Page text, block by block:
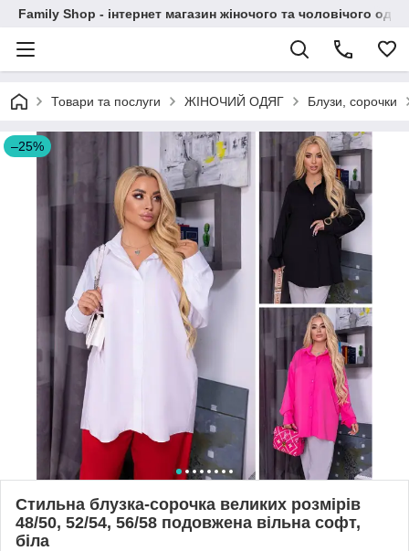
Family Shop - інтернет магазин жіночого та чоловічого
Товари та послуги ЖІНОЧИЙ ОДЯГ Блузи, сорочки
–25%
Стильна блузка-сорочка великих розмірів
48/50, 52/54, 56/58 подовжена вільна софт,
біла